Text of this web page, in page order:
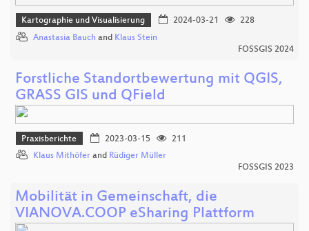
Kartographie und Visualisierung 2024-03-21
228
Anastasia Bauch and Klaus Stein
FOSSGIS 2024
Forstliche Standortbewertung mit QGIS,
GRASS GIS und QField
Praxisberichte 2023-03-15
211
Klaus Mithöfer and Rüdiger Müller
FOSSGIS 2023
Mobilität in Gemeinschaft, die
VIANOVA.COOP eSharing Plattform